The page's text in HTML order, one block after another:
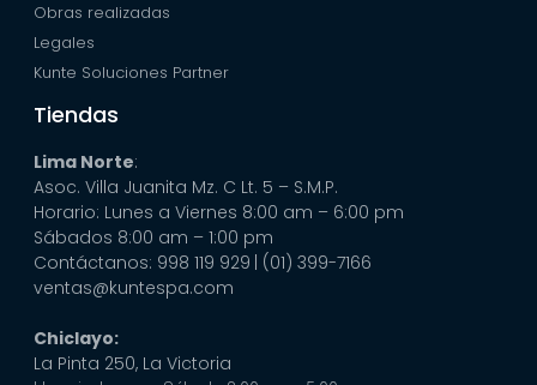
Obras realizadas
Legales
Kunte Soluciones Partner
Tiendas
Lima Norte:
Asoc. Villa Juanita Mz. C Lt. 5 – S.M.P.
Horario: Lunes a Viernes 8:00 am – 6:00 pm
Sábados 8:00 am – 1:00 pm
Contáctanos: 998 119 929 | (01) 399-7166
ventas@kuntespa.com
Chiclayo:
La Pinta 250, La Victoria